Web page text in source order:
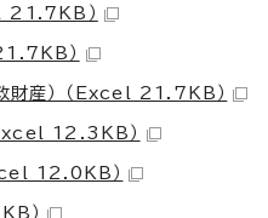
21.7KB）
）
産） （Excel 21.7KB）
12.3KB）
12.0KB）
）